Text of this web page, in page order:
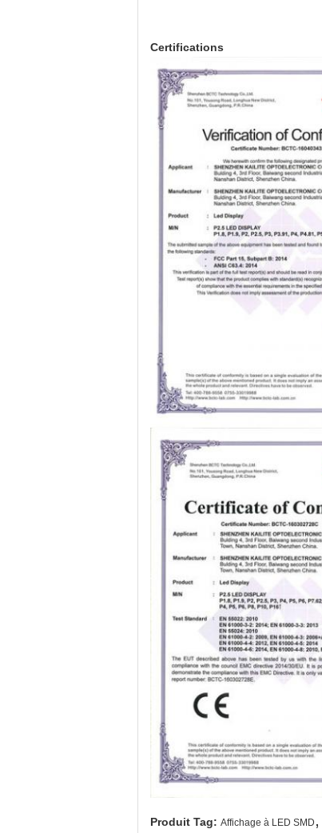
Certifications
Produit Tag: Affichage à LED SMD ,